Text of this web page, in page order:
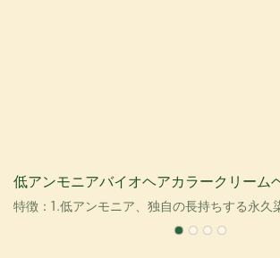
低アンモニアバイオヘアカラークリーム
用サロンヘアケア製品メーカー
特徴：1.低アンモニア、独自の長持ちする永久
成分を含み、髪の内部に色素因子を閉じ込め、